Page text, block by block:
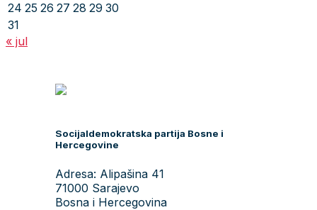
24 25 26 27 28 29 30
31
« jul
Socijaldemokratska partija Bosne i
Hercegovine
Adresa: Alipašina 41
71000 Sarajevo
Bosna i Hercegovina